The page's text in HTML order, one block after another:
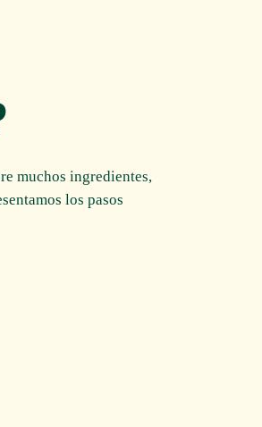
muchos ingredientes,
los pasos